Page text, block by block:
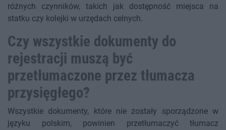
różnych czynników, takich jak dostępność miejsca na
statku czy kolejki w urzędach celnych.
Czy wszystkie dokumenty do
rejestracji muszą być
przetłumaczone przez tłumacza
przysięgłego?
Wszystkie dokumenty, które nie zostały sporządzone w
języku polskim, powinien przetłumaczyć tłumacz